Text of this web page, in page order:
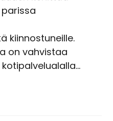
kiinnostuneille.
on vahvistaa